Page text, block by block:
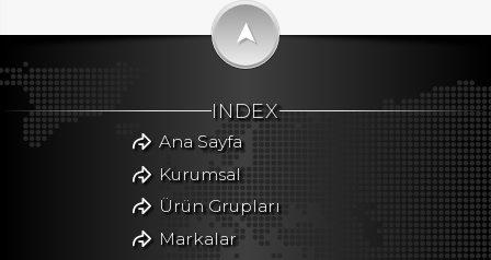
➤
INDEX
Ana Sayfa
Kurumsal
Ürün Grupları
Markalar